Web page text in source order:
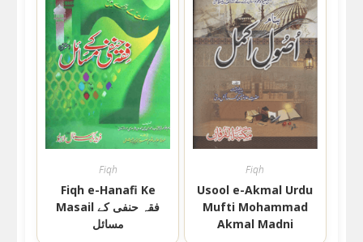
Fiqh
Fiqh e-Hanafi Ke
Masail فقہ حنفی کے
مسائل
Fiqh
Usool e-Akmal Urdu
Mufti Mohammad
Akmal Madni